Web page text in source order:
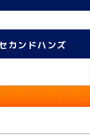
カンドハンズ